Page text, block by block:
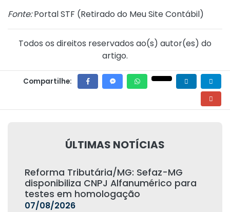
Fonte:Portal STF (Retirado do Meu Site Contábil)
Todos os direitos reservados ao(s) autor(es) do
artigo.
Compartilhe:
ÚLTIMAS NOTÍCIAS
Reforma Tributária/MG: Sefaz-MG
disponibiliza CNPJ Alfanumérico para
testes em homologação
07/08/2026